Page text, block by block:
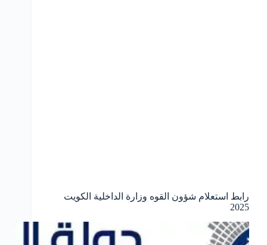
رابط استعلام شؤون القوه وزارة الداخلية الكويت
2025